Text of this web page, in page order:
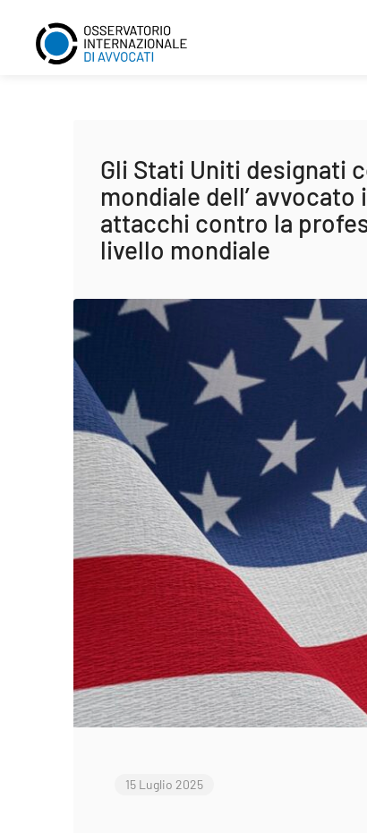
Gli Stati Uniti designati
mondiale dell’
attacchi contro la
livello mondiale
15 Luglio 2025